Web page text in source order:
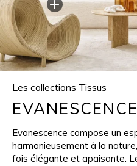
Les collections Tissus
EVANESCENCE
Evanescence compose un
harmonieusement à la
fois élégante et apaisante.